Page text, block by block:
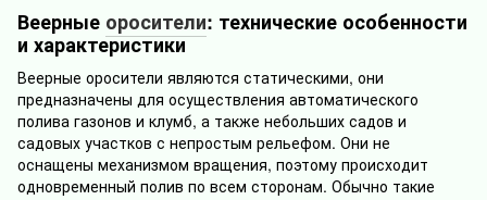
Веерные оросители: технические особенности
и характеристики
Веерные оросители являются статическими, они
предназначены для осуществления автоматического
полива газонов и клумб, а также небольших садов и
садовых участков с непростым рельефом. Они не
оснащены механизмом вращения, поэтому происходит
одновременный полив по всем сторонам. Обычно такие